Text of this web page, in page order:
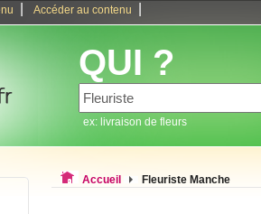
Accéder au contenu
QUI ?
ex: livraison de fleurs
Accueil Fleuriste Manche